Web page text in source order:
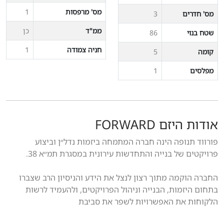
מס' חדרים
3
שטח בנוי
86
קומה
5
מפלסים
1
מס' מרפסות
1
ממ"ד
כן
חניה צמודה
1
אודות היזם FORWARD
פורווד תנופה הינה חברה המתמחה ביזמות נדל״ן וביצוע
פרויקטים של בנייה והתחדשות עירונית במסגרת תמ״א 38.
החברה הוקמה מתוך רצון לנצל את הידע והניסיון הרב שצברו
בתחום היזמות, הבנייה וניהול הפרויקטים, ולהעמיד לרשות
הלקוחות את האפשרויות לשפר את סביבת